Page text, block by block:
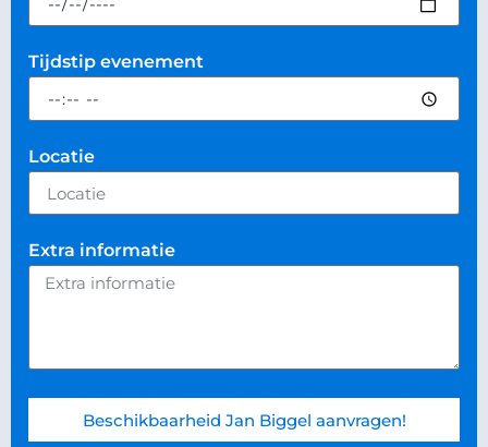
Tijdstip evenement
Locatie
Extra informatie
Beschikbaarheid Jan Biggel aanvragen!